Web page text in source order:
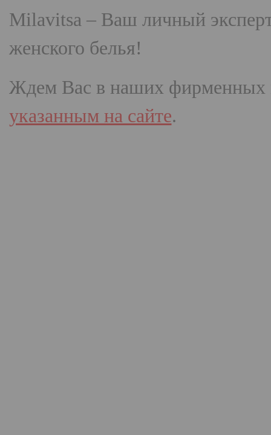
Milavitsa – Ваш личный
женского белья!
Ждем Вас в наших фирменных
указанным на сайте.